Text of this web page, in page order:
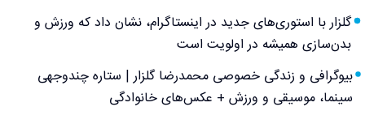
گلزار با استوری‌های جدید در اینستاگرام، نشان داد که ورزش و
بدن‌سازی همیشه در اولویت است
بیوگرافی و زندگی خصوصی محمدرضا گلزار | ستاره چندوجهی
سینما، موسیقی و ورزش + عکس‌های خانوادگی